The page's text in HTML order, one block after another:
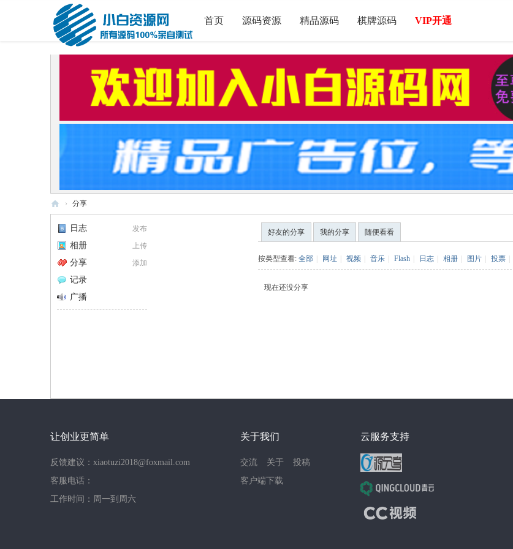
首页 源码资源 精品源码 棋牌源码 VIP开通
白
码
› 分享
发布
日志
上传
相册
添加
分享
记录
广播
好友的分享 我的分享 随便看看
按类型查看: 全部 | 网址 | 视频 | 音乐 | Flash | 日志 | 相册 | 图片 | 投票 |
现在还没分享
让创业更简单
反馈建议：xiaotuzi2018@foxmail.com
客服电话：
工作时间：周一到周六
关于我们
交流 关于
投稿
客户端下载
云服务支持